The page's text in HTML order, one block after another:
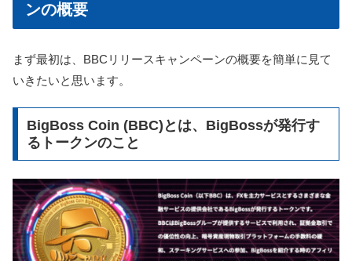
ンの概要
まず最初は、BBCリリースキャンペーンの概要を簡単に見て
いきたいと思います。
BigBoss Coin (BBC)とは、BigBossが発行す
るトークンのこと